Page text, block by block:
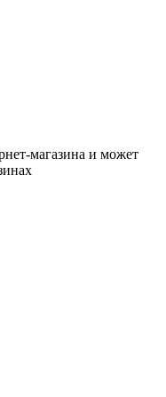
магазина и может